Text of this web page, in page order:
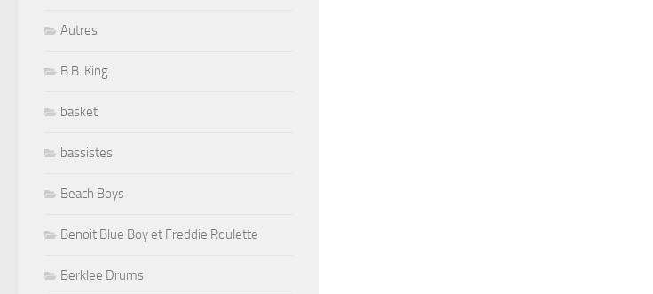
Autres
B.B. King
basket
bassistes
Beach Boys
Benoit Blue Boy et Freddie Roulette
Berklee Drums